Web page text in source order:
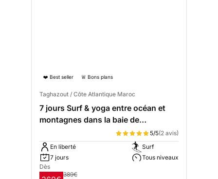
❤️ Best seller 🚨 Bons plans
Taghazout / Côte Atlantique Maroc
7 jours Surf & yoga entre océan et
montagnes dans la baie de
5/5(2 avis)
En liberté
7 jours
Surf
Tous niveaux
Dès
389€